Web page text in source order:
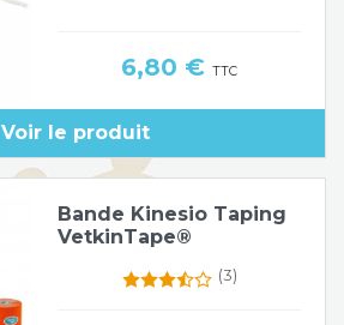
Prix
6,80 €TTC
Voir le produit
Bande Kinesio Taping
VetkinTape®
(3)